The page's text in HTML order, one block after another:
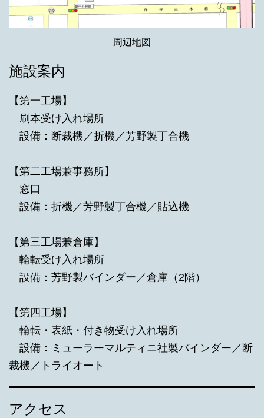
周辺地図
施設案内
【第一工場】
刷本受け入れ場所
設備：断裁機／折機／芳野製丁合機
【第二工場兼事務所】
窓口
設備：折機／芳野製丁合機／貼込機
【第三工場兼倉庫】
輪転受け入れ場所
設備：芳野製バインダー／倉庫（2階）
【第四工場】
輪転・表紙・付き物受け入れ場所
設備：ミューラーマルティニ社製バインダー／断
裁機／トライオート
アクセス